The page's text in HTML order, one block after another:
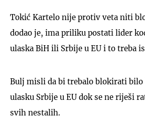
Tokić Kartelo nije protiv veta niti
dodao je, ima priliku postati lider
ulaska BiH ili Srbije u EU i to treba
Bulj misli da bi trebalo blokirati bilo
ulasku Srbije u EU dok se ne riješi
svih nestalih.